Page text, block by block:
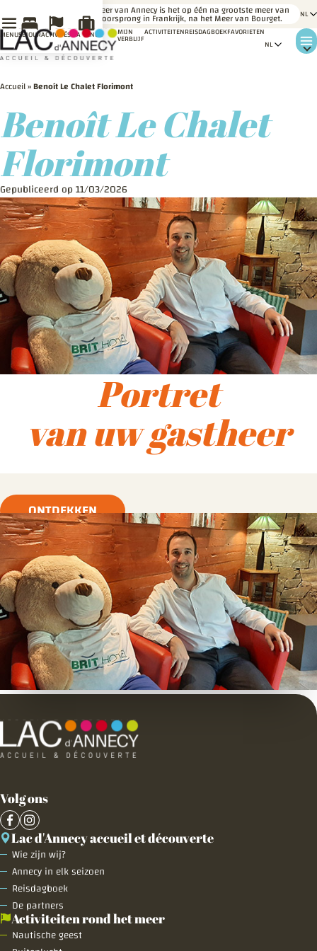
SAVIEZ-
VOUS ?
Het meer van Annecy is het op één na grootste meer van
gletsjeroorsprong in Frankrijk, na het Meer van Bourget.
MIJN
VERBLIJF
ACTIVITEITENREISDAGBOEKFAVORIETEN
MENUSÉJOURACTIVITÉSMA VENUE
Accueil»Benoît Le Chalet Florimont
Benoît Le Chalet
Florimont
Gepubliceerd op 11/03/2026
Portret
van uw gastheer
ONTDEKKEN
Volg ons
Lac d'Annecy accueil et découverte
Wie zijn wij?
Annecy in elk seizoen
Reisdagboek
De partners
Activiteiten rond het meer
Nautische geest